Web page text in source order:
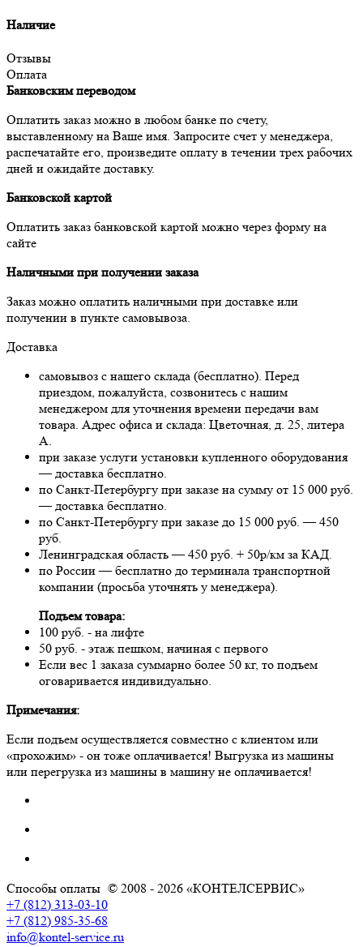
Наличие
Отзывы
Оплата
Банковским переводом
Оплатить заказ можно в любом банке по счету,
выставленному на Ваше имя. Запросите счет у менеджера,
распечатайте его, произведите оплату в течении трех рабочих
дней и ожидайте доставку.
Банковской картой
Оплатить заказ банковской картой можно через форму на
сайте
Наличными при получении заказа
Заказ можно оплатить наличными при доставке или
получении в пункте самовывоза.
Доставка
самовывоз с нашего склада (бесплатно). Перед
приездом, пожалуйста, созвонитесь с нашим
менеджером для уточнения времени передачи вам
товара. Адрес офиса и склада: Цветочная, д. 25, литера
А.
при заказе услуги установки купленного оборудования
— доставка бесплатно.
по Санкт-Петербургу при заказе на сумму от 15 000 руб.
— доставка бесплатно.
по Санкт-Петербургу при заказе до 15 000 руб. — 450
руб.
Ленинградская область — 450 руб. + 50р/км за КАД.
по России — бесплатно до терминала транспортной
компании (просьба уточнять у менеджера).
Подъем товара:
100 руб. - на лифте
50 руб. - этаж пешком, начиная с первого
Если вес 1 заказа суммарно более 50 кг, то подъем
оговаривается индивидуально.
Примечания:
Если подъем осуществляется совместно с клиентом или
«прохожим» - он тоже оплачивается! Выгрузка из машины
или перегрузка из машины в машину не оплачивается!
Способы оплаты © 2008 - 2026 «КОНТЕЛСЕРВИС»
+7 (812) 313-03-10
+7 (812) 985-35-68
info@kontel-service.ru